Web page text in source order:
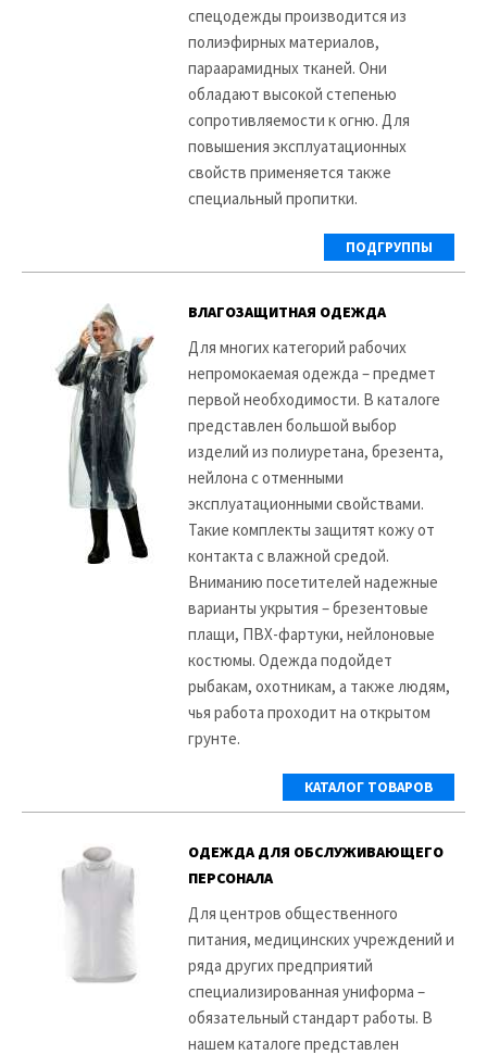
спецодежды производится из
полиэфирных материалов,
параарамидных тканей. Они
обладают высокой степенью
сопротивляемости к огню. Для
повышения эксплуатационных
свойств применяется также
специальный пропитки.
ПОДГРУППЫ
ВЛАГОЗАЩИТНАЯ ОДЕЖДА
Для многих категорий рабочих
непромокаемая одежда – предмет
первой необходимости. В каталоге
представлен большой выбор
изделий из полиуретана, брезента,
нейлона с отменными
эксплуатационными свойствами.
Такие комплекты защитят кожу от
контакта с влажной средой.
Вниманию посетителей надежные
варианты укрытия – брезентовые
плащи, ПВХ-фартуки, нейлоновые
костюмы. Одежда подойдет
рыбакам, охотникам, а также людям,
чья работа проходит на открытом
грунте.
КАТАЛОГ ТОВАРОВ
ОДЕЖДА ДЛЯ ОБСЛУЖИВАЮЩЕГО
ПЕРСОНАЛА
Для центров общественного
питания, медицинских учреждений и
ряда других предприятий
специализированная униформа –
обязательный стандарт работы. В
нашем каталоге представлен